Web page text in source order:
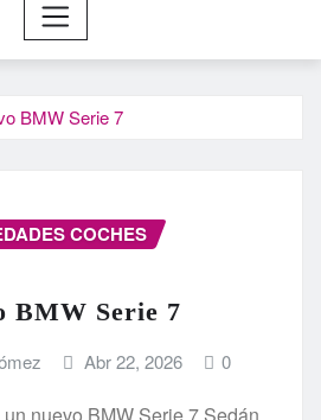
BMW Serie 7
COCHES
BMW Serie 7
Abr 22, 2026 0
nuevo BMW Serie 7 Sedán